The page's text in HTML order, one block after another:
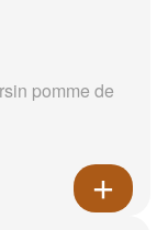
pomme de